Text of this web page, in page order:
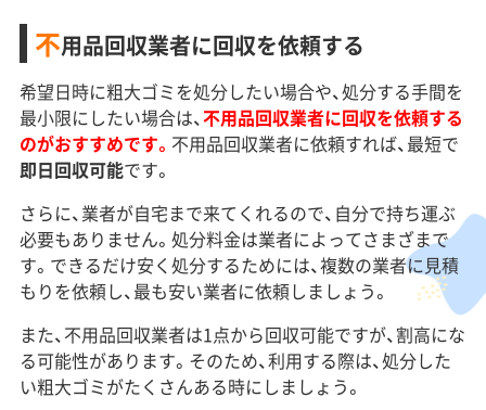
不用品回収業者に回収を依頼する
希望日時に粗大ゴミを処分したい場合や、処分する手間を
最小限にしたい場合は、不用品回収業者に回収を依頼する
のがおすすめです。 不用品回収業者に依頼すれば、最短で
即日回収可能です。
さらに、業者が自宅まで来てくれるので、自分で持ち運ぶ
必要もありません。処分料金は業者によってさまざまで
す。できるだけ安く処分するためには、複数の業者に見積
もりを依頼し、最も安い業者に依頼しましょう。
また、不用品回収業者は1点から回収可能ですが、割高にな
る可能性があります。そのため、利用する際は、処分した
い粗大ゴミがたくさんある時にしましょう。